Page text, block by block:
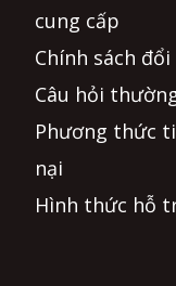
cung cấp
Chính sách
Câu hỏi
Phương thức
nại
Hình thức hỗ